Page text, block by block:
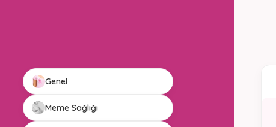
Genel
Meme Sağlığı